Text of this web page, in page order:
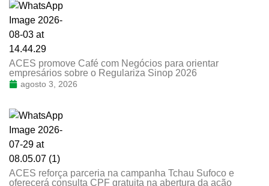
ACES promove Café com Negócios para orientar
empresários sobre o Regulariza Sinop 2026
agosto 3, 2026
ACES reforça parceria na campanha Tchau Sufoco e
oferecerá consulta CPF gratuita na abertura da ação